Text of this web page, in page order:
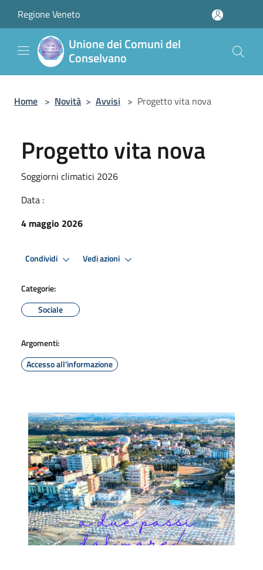
Regione Veneto
Unione dei Comuni del
Conselvano
Home > Novità > Avvisi > Progetto vita nova
Progetto vita nova
Soggiorni climatici 2026
Data :
4 maggio 2026
Condividi Vedi azioni
Categorie:
Sociale
Argomenti:
Accesso all'informazione